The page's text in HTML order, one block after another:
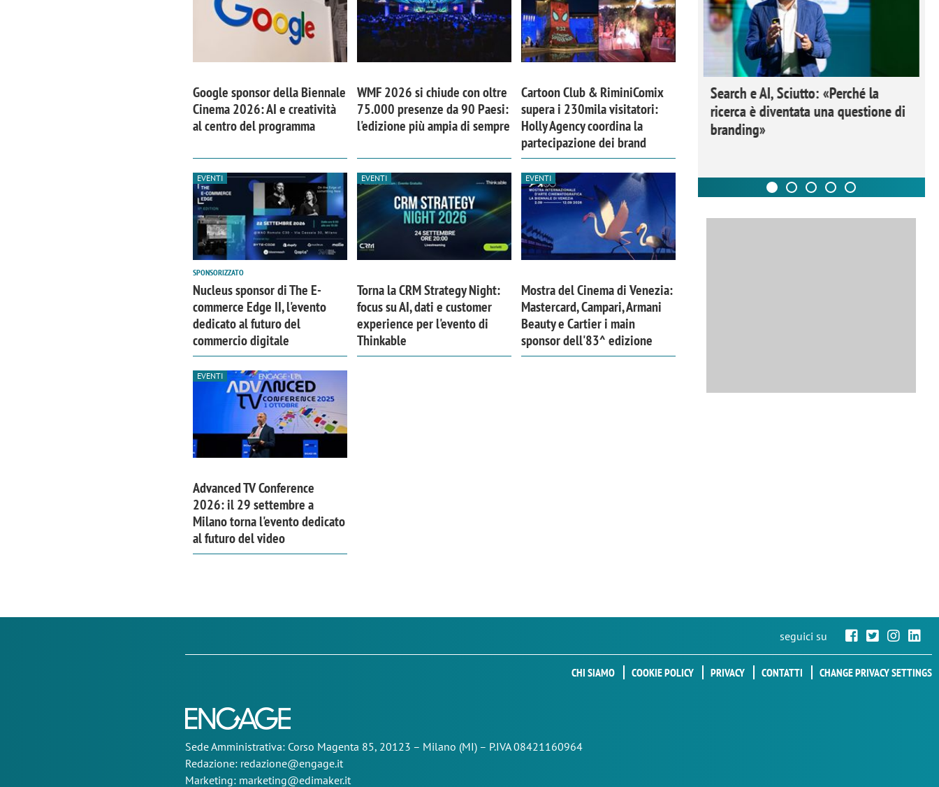
Google sponsor della Biennale
Cinema 2026: AI e creatività
al centro del programma
WMF 2026 si chiude con oltre
75.000 presenze da 90 Paesi:
l'edizione più ampia di sempre
Cartoon Club & RiminiComix
supera i 230mila visitatori:
Holly Agency coordina la
partecipazione dei brand
EVENTI
SPONSORIZZATO
Nucleus sponsor di The E-
commerce Edge II, l'evento
dedicato al futuro del
commercio digitale
EVENTI
Torna la CRM Strategy Night:
focus su AI, dati e customer
experience per l'evento di
Thinkable
EVENTI
Mostra del Cinema di Venezia:
Mastercard, Campari, Armani
Beauty e Cartier i main
sponsor dell'83^ edizione
EVENTI
Advanced TV Conference
2026: il 29 settembre a
Milano torna l'evento dedicato
al futuro del video
comunicazione crea un brand food:
«Marketing e prodotto devono
Emanuele Viora di Deloitte Digital:
«La creatività resta centrale, l’AI deve
amplificare il talento»
Ricerche di mercato. Neri, Ipsos
Doxa: «Non basta più descrivere i
fenomeni: bisogna comprenderli e
tradurli in azioni»
Search e AI, Sciutto: «Perché la
ricerca è diventata una questione di
branding»
seguici su
CHI SIAMO COOKIE POLICY PRIVACY CONTATTI CHANGE PRIVACY SETTINGS
SedeAmministrativa: Corso Magenta 85, 20123 – Milano (MI) – P.IVA 08421160964
Redazione: redazione@engage.it
Marketing: marketing@edimaker.it